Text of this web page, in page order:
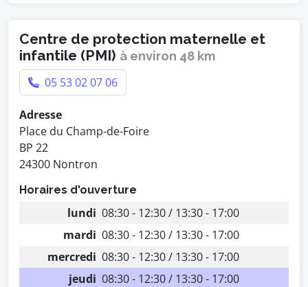
Centre de protection maternelle et
infantile (PMI) à environ 48 km
05 53 02 07 06
Adresse
Place du Champ-de-Foire
BP 22
24300 Nontron
Horaires d'ouverture
lundi 08:30 - 12:30 / 13:30 - 17:00
mardi 08:30 - 12:30 / 13:30 - 17:00
mercredi 08:30 - 12:30 / 13:30 - 17:00
jeudi 08:30 - 12:30 / 13:30 - 17:00